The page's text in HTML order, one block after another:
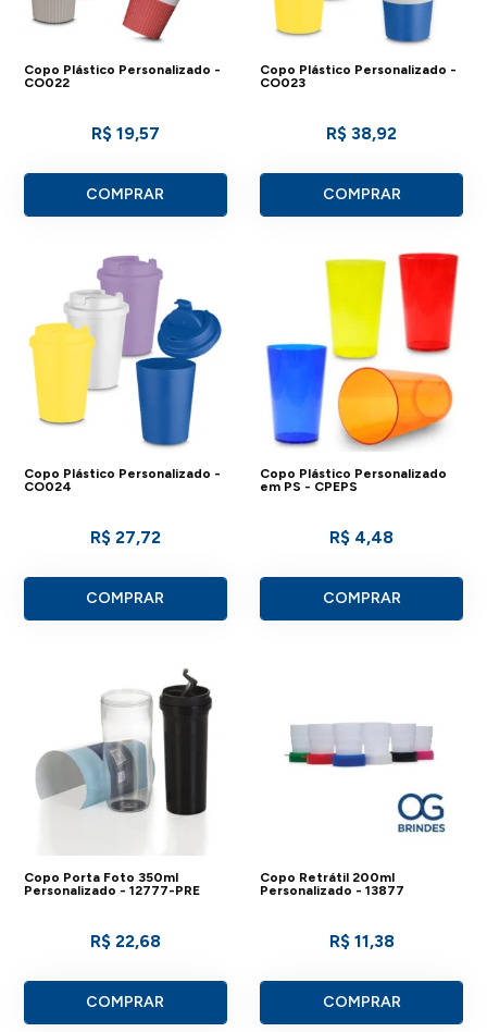
Copo Plástico Personalizado -
CO022
R$ 19,57
COMPRAR
Copo Plástico Personalizado -
CO023
R$ 38,92
COMPRAR
Copo Plástico Personalizado -
CO024
R$ 27,72
COMPRAR
Copo Plástico Personalizado
em PS - CPEPS
R$ 4,48
COMPRAR
Copo Porta Foto 350ml
Personalizado - 12777-PRE
R$ 22,68
COMPRAR
Copo Retrátil 200ml
Personalizado - 13877
R$ 11,38
COMPRAR